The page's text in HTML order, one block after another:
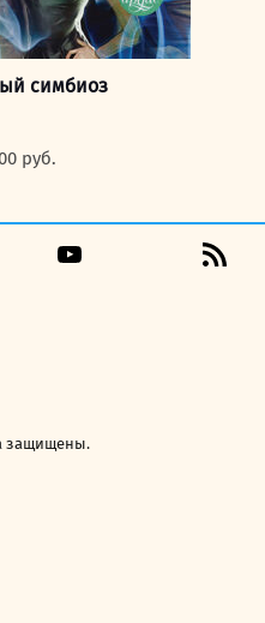
симбиоз
руб.
защищены.